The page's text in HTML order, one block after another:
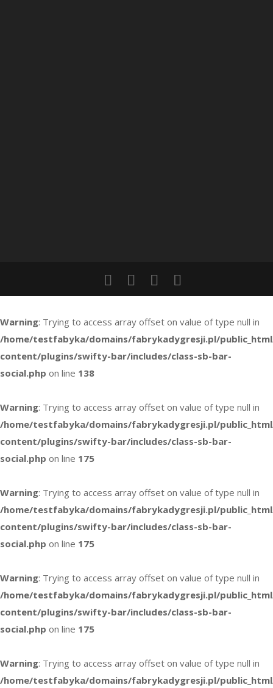
Warning: Trying to access array offset on value of type null in
/home/testfabyka/domains/fabrykadygresji.pl/
content/plugins/swifty-bar/includes/class-sb-bar-
social.php on line 138
Warning: Trying to access array offset on value of type null in
/home/testfabyka/domains/fabrykadygresji.pl/
content/plugins/swifty-bar/includes/class-sb-bar-
social.php on line 175
Warning: Trying to access array offset on value of type null in
/home/testfabyka/domains/fabrykadygresji.pl/
content/plugins/swifty-bar/includes/class-sb-bar-
social.php on line 175
Warning: Trying to access array offset on value of type null in
/home/testfabyka/domains/fabrykadygresji.pl/
content/plugins/swifty-bar/includes/class-sb-bar-
social.php on line 175
Warning: Trying to access array offset on value of type null in
/home/testfabyka/domains/fabrykadygresji.pl/